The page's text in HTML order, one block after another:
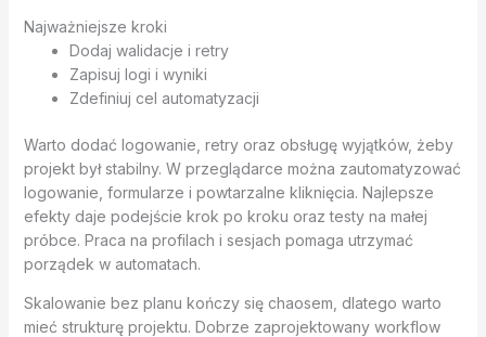
Najważniejsze kroki
Dodaj walidacje i retry
Zapisuj logi i wyniki
Zdefiniuj cel automatyzacji
Warto dodać logowanie, retry oraz obsługę wyjątków, żeby
projekt był stabilny. W przeglądarce można zautomatyzować
logowanie, formularze i powtarzalne kliknięcia. Najlepsze
efekty daje podejście krok po kroku oraz testy na małej
próbce. Praca na profilach i sesjach pomaga utrzymać
porządek w automatach.
Skalowanie bez planu kończy się chaosem, dlatego warto
mieć strukturę projektu. Dobrze zaprojektowany workflow